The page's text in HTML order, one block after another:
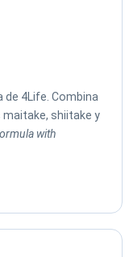
de 4Life. Combina
shiitake y
with